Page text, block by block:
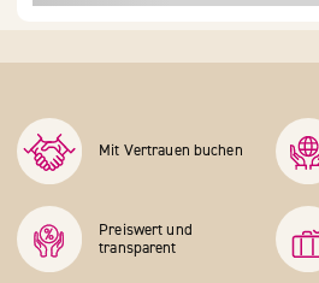
Mit Vertrauen buchen
Preiswert und
transparent